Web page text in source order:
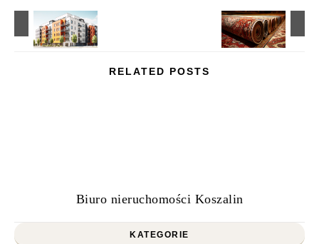
RELATED POSTS
Biuro nieruchomości Koszalin
KATEGORIE